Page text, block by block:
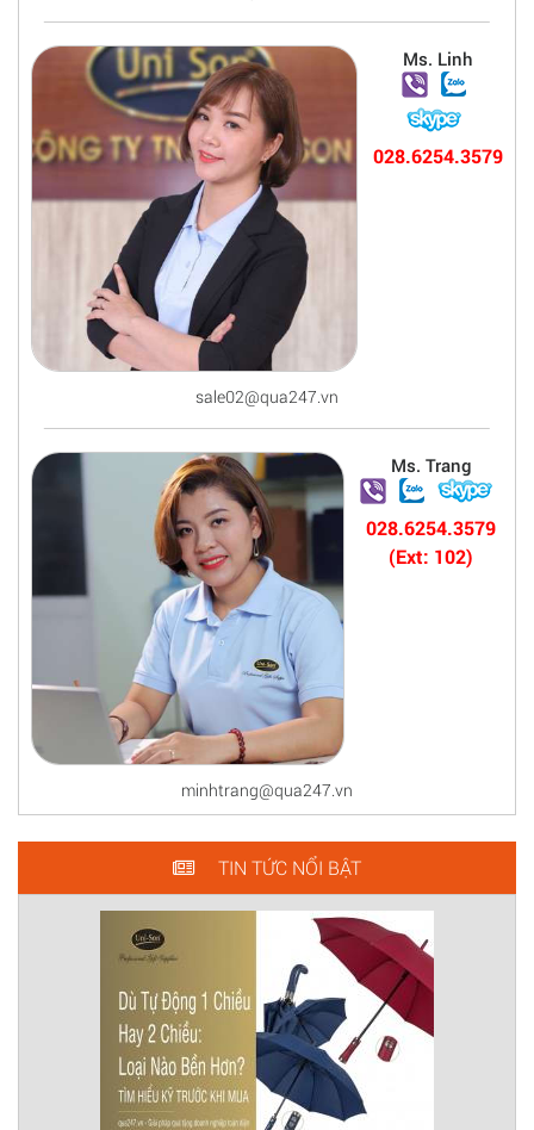
Ms. Linh
028.6254.3579
sale02@qua247.vn
Ms. Trang
028.6254.3579
(Ext: 102)
minhtrang@qua247.vn
TIN TỨC NỔI BẬT